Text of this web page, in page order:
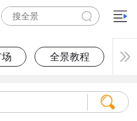
全景教程